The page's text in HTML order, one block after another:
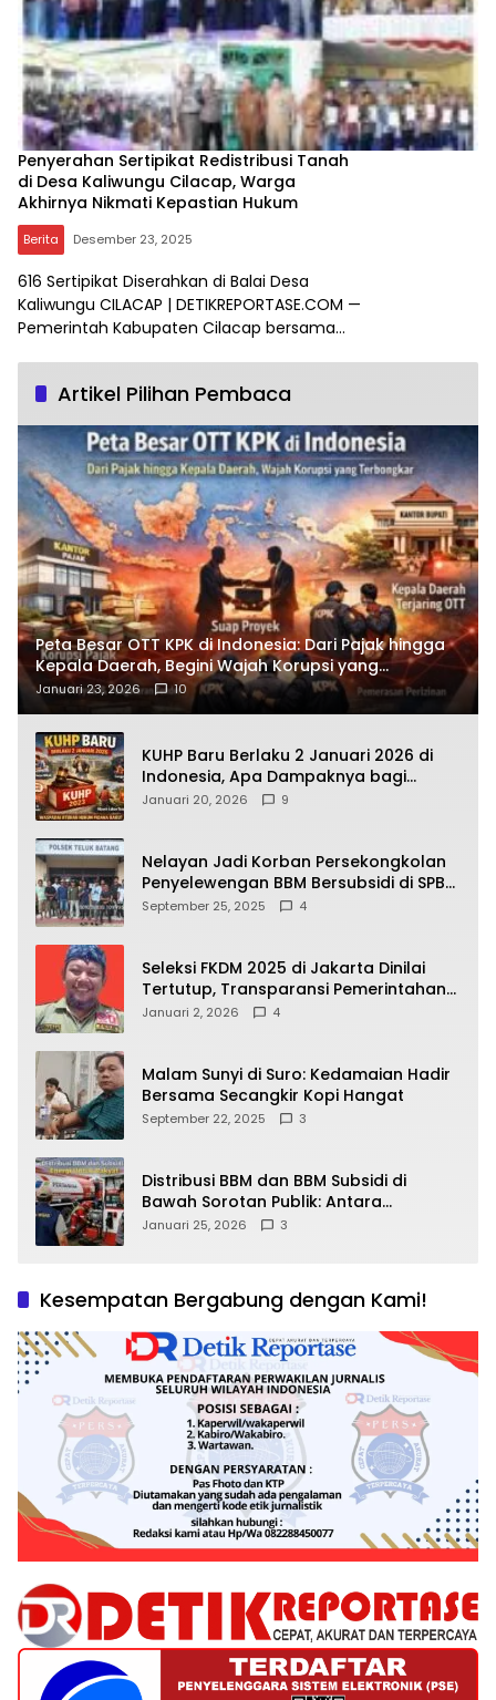
Penyerahan Sertipikat Redistribusi Tanah
di Desa Kaliwungu Cilacap, Warga
Akhirnya Nikmati Kepastian Hukum
Berita Desember 23, 2025
616 Sertipikat Diserahkan di Balai Desa
Kaliwungu CILACAP | DETIKREPORTASE.COM —
Pemerintah Kabupaten Cilacap bersama…
Artikel Pilihan Pembaca
Peta Besar OTT KPK di Indonesia: Dari Pajak hingga
Kepala Daerah, Begini Wajah Korupsi yang
Terbongkar
Januari 23, 2026 10
KUHP Baru Berlaku 2 Januari 2026 di
Indonesia, Apa Dampaknya bagi
Kehidupan Warga? Ini Aturan Kunci
Januari 20, 2026 9
Nelayan Jadi Korban Persekongkolan
Penyelewengan BBM Bersubsidi di SPBU
64.78809 Teluk Batang
September 25, 2025 4
Seleksi FKDM 2025 di Jakarta Dinilai
Tertutup, Transparansi Pemerintahan
Pramono–Rano Dipertanyakan
Januari 2, 2026 4
Malam Sunyi di Suro: Kedamaian Hadir
Bersama Secangkir Kopi Hangat
September 22, 2025 3
Distribusi BBM dan BBM Subsidi di
Bawah Sorotan Publik: Antara
Kepentingan Negara, Hak Konsumen,
Januari 25, 2026 3
Kesempatan Bergabung dengan Kami!